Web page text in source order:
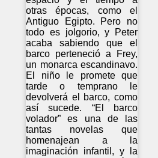
otras épocas, como el
Antiguo Egipto. Pero no
todo es jolgorio, y Peter
acaba sabiendo que el
barco perteneció a Frey,
un monarca escandinavo.
El niño le promete que
tarde o temprano le
devolverá el barco, como
así sucede. “El barco
volador” es una de las
tantas novelas que
homenajean a la
imaginación infantil, y la